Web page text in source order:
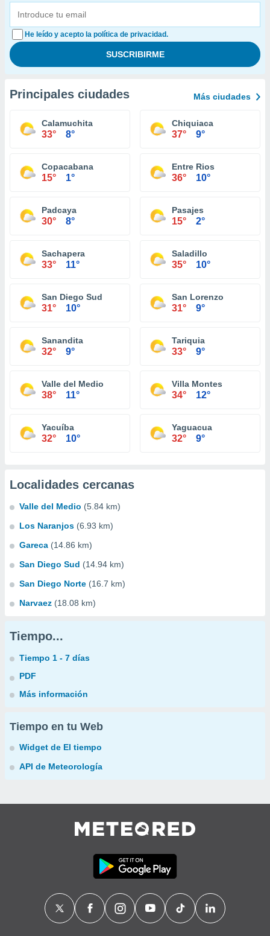
He leído y acepto la política de privacidad.
Principales ciudades Más ciudades
Calamuchita
33° 8°
Chiquiaca
37° 9°
Copacabana
15° 1°
Entre Rios
36° 10°
Padcaya
30° 8°
Pasajes
15° 2°
Sachapera
33° 11°
Saladillo
35° 10°
San Diego Sud
31° 10°
San Lorenzo
31° 9°
Sanandita
32° 9°
Tariquia
33° 9°
Valle del Medio
38° 11°
Villa Montes
34° 12°
Yacuíba
32° 10°
Yaguacua
32° 9°
Localidades cercanas
Valle del Medio (5.84 km)
Los Naranjos (6.93 km)
Gareca (14.86 km)
San Diego Sud (14.94 km)
San Diego Norte (16.7 km)
Narvaez (18.08 km)
Tiempo...
Tiempo 1 - 7 días
PDF
Más información
Tiempo en tu Web
Widget de El tiempo
API de Meteorología